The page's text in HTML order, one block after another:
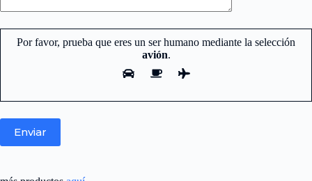
Por favor, prueba que eres un ser humano mediante la selección
avión.